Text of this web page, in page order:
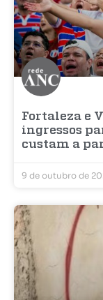
Fortaleza e
ingressos
custam a
9 de outubro de